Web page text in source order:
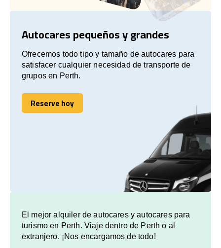
Autocares pequeños y grandes
Ofrecemos todo tipo y tamaño de autocares para
satisfacer cualquier necesidad de transporte de
grupos en Perth.
Reserve hoy
Reserve hoy
El mejor alquiler de autocares y autocares para
turismo en Perth. Viaje dentro de Perth o al
extranjero. ¡Nos encargamos de todo!